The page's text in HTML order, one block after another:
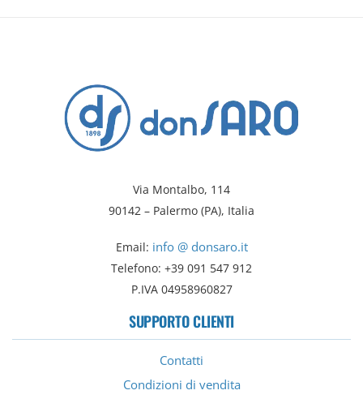
Via Montalbo, 114
90142 – Palermo (PA), Italia
Email: info @ donsaro.it
Telefono: +39 091 547 912
P.IVA 04958960827
SUPPORTO CLIENTI
Contatti
Condizioni di vendita